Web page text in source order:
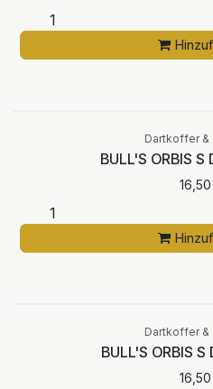
Dartkoffer &
BULL'S ORBIS
16,50
Dartkoffer &
BULL'S ORBIS
16,50